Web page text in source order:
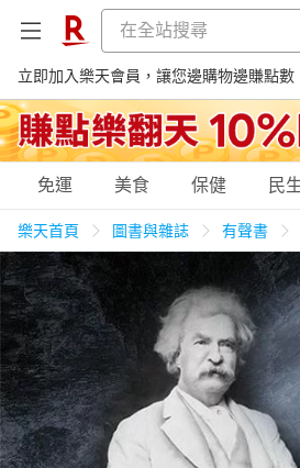
立即加入樂天會員，讓您邊購物邊賺點數
購物網分類
天天免運 美食蛋糕 養
居家生活 3C家電 運
免運 美食 保健 民
樂天首頁 圖書與雜誌 有聲書